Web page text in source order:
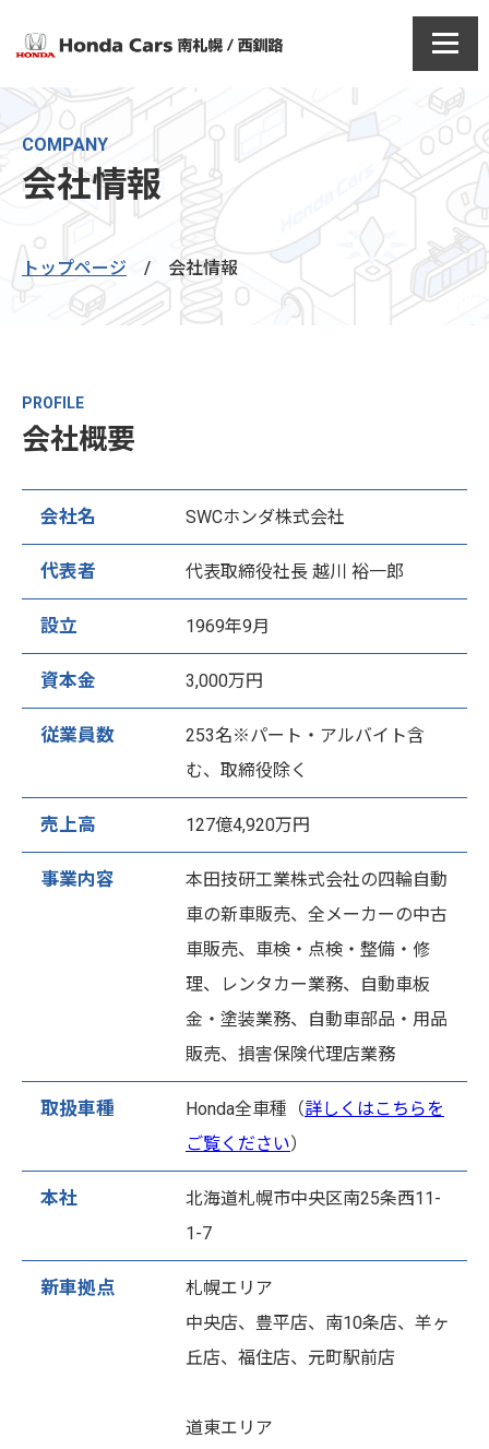
COMPANY
会社情報
トップページ / 会社情報
PROFILE
会社概要
会社名 SWCホンダ株式会社
代表者 代表取締役社長 越川 裕一郎
設立 1969年9月
資本金 3,000万円
従業員数
253名※パート・アルバイト含
む、取締役除く
売上高 127億4,920万円
事業内容
本田技研工業株式会社の四輪自動
車の新車販売、全メーカーの中古
車販売、車検・点検・整備・修
理、レンタカー業務、自動車板
金・塗装業務、自動車部品・用品
販売、損害保険代理店業務
取扱車種 Honda全車種（詳しくはこちらを
ご覧ください）
本社
北海道札幌市中央区南25条西11-
1-7
新車拠点
札幌エリア
中央店、豊平店、南10条店、羊ヶ
丘店、福住店、元町駅前店
道東エリア